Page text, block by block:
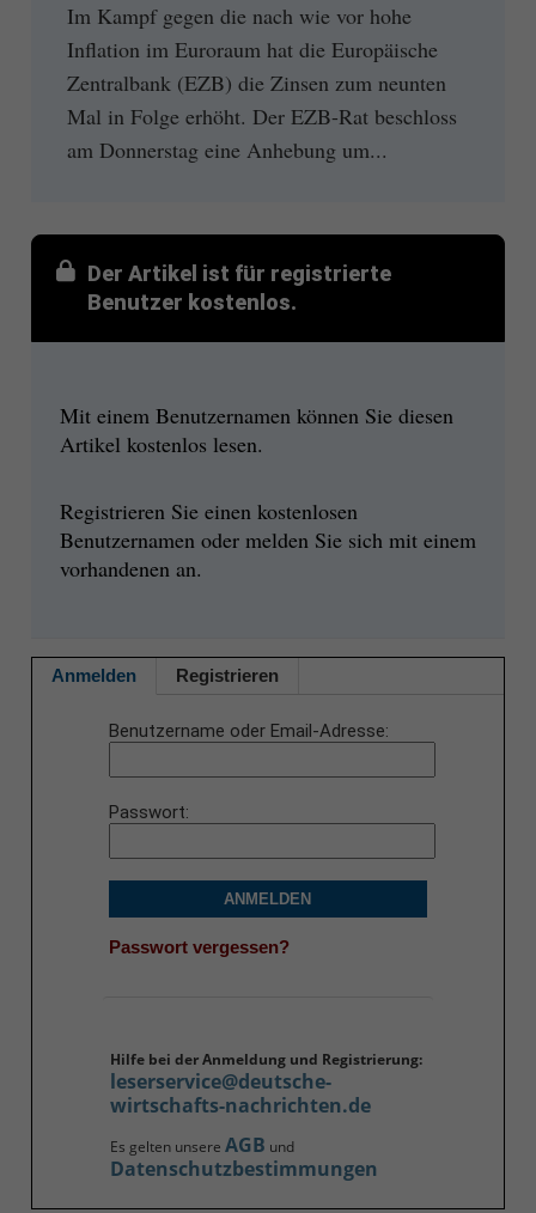
Im Kampf gegen die nach wie vor hohe
Inflation im Euroraum hat die Europäische
Zentralbank (EZB) die Zinsen zum neunten
Mal in Folge erhöht. Der EZB-Rat beschloss
am Donnerstag eine Anhebung um...
Der Artikel ist für registrierte
Benutzer kostenlos.
Mit einem Benutzernamen können Sie diesen
Artikel kostenlos lesen.
Registrieren Sie einen kostenlosen
Benutzernamen oder melden Sie sich mit einem
vorhandenen an.
Anmelden Registrieren
Benutzername oder Email-Adresse
Passwort
ANMELDEN
Passwort vergessen?
Hilfe bei der Anmeldung und Registrierung:
leserservice@deutsche-
wirtschafts-nachrichten.de
Es gelten unsere AGB und
Datenschutzbestimmungen